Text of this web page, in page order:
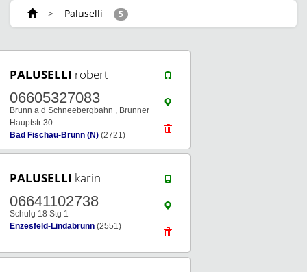
> Paluselli 5
PALUSELLI robert
06605327083
Brunn a d Schneebergbahn , Brunner
Hauptstr 30
Bad Fischau-Brunn (N) (2721)
PALUSELLI karin
06641102738
Schulg 18 Stg 1
Enzesfeld-Lindabrunn (2551)